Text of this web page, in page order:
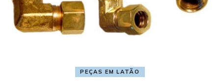
PEÇAS EM LATÃO